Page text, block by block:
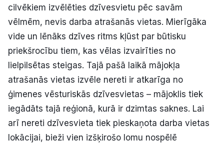
cilvēkiem izvēlēties dzīvesvietu pēc savām
vēlmēm, nevis darba atrašanās vietas. Mierīgāka
vide un lēnāks dzīves ritms kļūst par būtisku
priekšrocību tiem, kas vēlas izvairīties no
lielpilsētas steigas. Tajā pašā laikā mājokļa
atrašanās vietas izvēle nereti ir atkarīga no
ģimenes vēsturiskās dzīvesvietas – mājoklis tiek
iegādāts tajā reģionā, kurā ir dzimtas saknes. Lai
arī nereti dzīvesvieta tiek pieskaņota darba vietas
lokācijai, bieži vien izšķirošo lomu nospēlē